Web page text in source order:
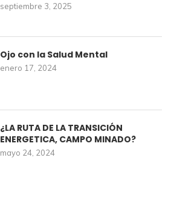
septiembre 3, 2025
Ojo con la Salud Mental
enero 17, 2024
¿LA RUTA DE LA TRANSICIÓN
ENERGETICA, CAMPO MINADO?
mayo 24, 2024